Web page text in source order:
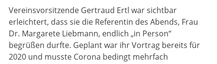
Vereinsvorsitzende Gertraud Ertl war sichtbar
erleichtert, dass sie die Referentin des Abends, Frau
Dr. Margarete Liebmann, endlich „in Person“
begrüßen durfte. Geplant war ihr Vortrag bereits für
2020 und musste Corona bedingt mehrfach